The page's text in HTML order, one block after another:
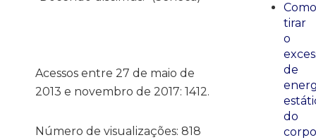
Acessos entre 27 de maio de
2013 e novembro de 2017: 1412.
Número de visualizações: 818
Como
tirar
o
de
do
corpo